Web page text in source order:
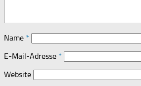
Name *
E-Mail-Adresse *
Website